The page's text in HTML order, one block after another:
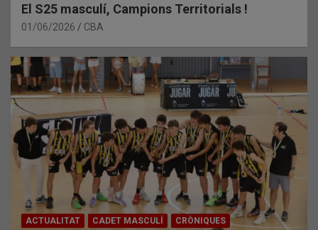
El S25 masculí, Campions Territorials !
01/06/2026 CBA
ACTUALITAT CADET MASCULÍ CRÒNIQUES